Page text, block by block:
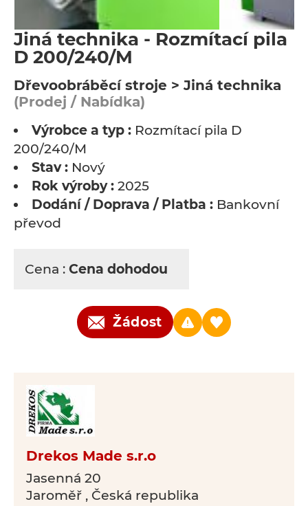
Jiná technika - Rozmítací pila
D 200/240/M
Dřevoobráběcí stroje > Jiná technika
(Prodej / Nabídka)
Výrobce a typ : Rozmítací pila D
200/240/M
Stav : Nový
Rok výroby : 2025
Dodání / Doprava / Platba : Bankovní
převod
Cena : Cena dohodou
Žádost
Drekos Made s.r.o
Jasenná 20
Jaroměř , Česká republika